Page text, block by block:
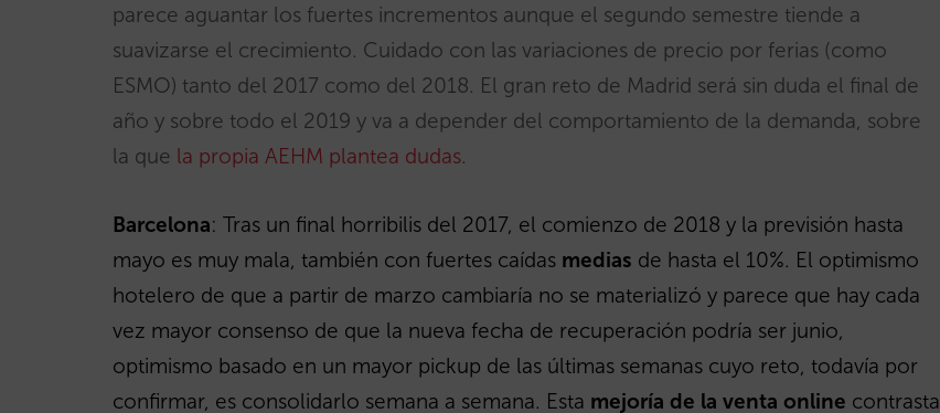
parece aguantar los fuertes incrementos aunque el segundo semestre tiende a
suavizarse el crecimiento. Cuidado con las variaciones de precio por ferias (como
ESMO) tanto del 2017 como del 2018. El gran reto de Madrid será sin duda el final de
año y sobre todo el 2019 y va a depender del comportamiento de la demanda, sobre
la que la propia AEHM plantea dudas.
Barcelona: Tras un final horribilis del 2017, el comienzo de 2018 y la previsión hasta
mayo es muy mala, también con fuertes caídas medias de hasta el 10%. El optimismo
hotelero de que a partir de marzo cambiaría no se materializó y parece que hay cada
vez mayor consenso de que la nueva fecha de recuperación podría ser junio,
optimismo basado en un mayor pickup de las últimas semanas cuyo reto, todavía por
confirmar, es consolidarlo semana a semana. Esta mejoría de la venta online contrasta